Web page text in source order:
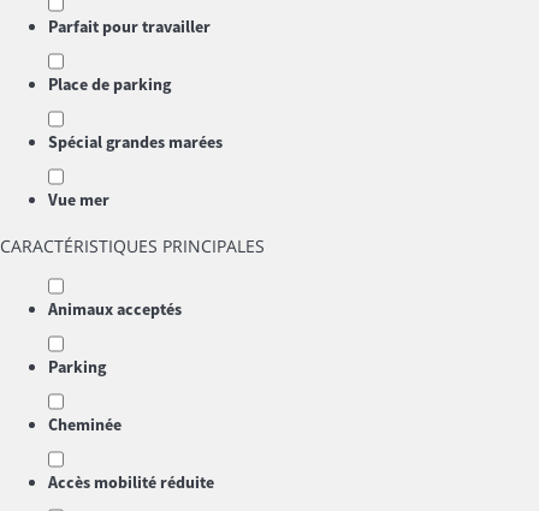
Parfait pour travailler
Place de parking
Spécial grandes marées
Vue mer
CARACTÉRISTIQUES PRINCIPALES
Animaux acceptés
Parking
Cheminée
Accès mobilité réduite